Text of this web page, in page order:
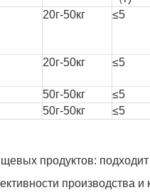
20г-50кг ≤5
20г-50кг ≤5
50г-50кг ≤5
50г-50кг ≤5
продуктов:
производства и